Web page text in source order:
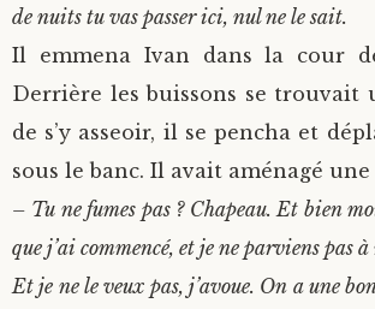
de nuits tu vas passer ici, nul ne le sait.
Il emmena Ivan dans la cour
Derrière les buissons se trouvait
de s’y asseoir, il se pencha et
sous le banc. Il avait aménagé
– Tu ne fumes pas ? Chapeau. Et bien
que j’ai commencé, et je ne parviens pas à
Et je ne le veux pas, j’avoue. On a une